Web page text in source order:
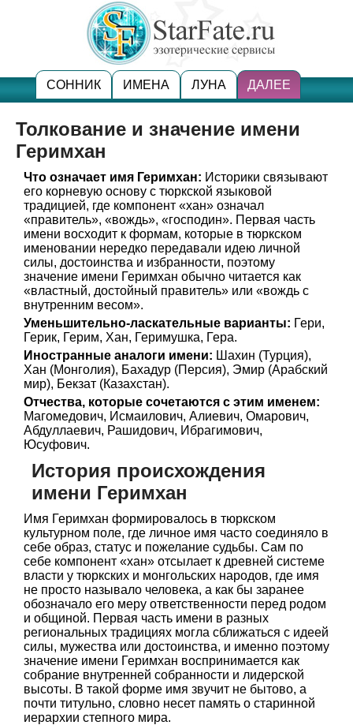
СОННИК ИМЕНА ЛУНА ДАЛЕЕ
Толкование и значение имени
Геримхан
Что означает имя Геримхан: Историки связывают
его корневую основу с тюркской языковой
традицией, где компонент «хан» означал
«правитель», «вождь», «господин». Первая часть
имени восходит к формам, которые в тюркском
именовании нередко передавали идею личной
силы, достоинства и избранности, поэтому
значение имени Геримхан обычно читается как
«властный, достойный правитель» или «вождь с
внутренним весом».
Уменьшительно-ласкательные варианты: Гери,
Герик, Герим, Хан, Геримушка, Гера.
Иностранные аналоги имени: Шахин (Турция),
Хан (Монголия), Бахадур (Персия), Эмир (Арабский
мир), Бекзат (Казахстан).
Отчества, которые сочетаются с этим именем:
Магомедович, Исмаилович, Алиевич, Омарович,
Абдуллаевич, Рашидович, Ибрагимович,
Юсуфович.
История происхождения
имени Геримхан
Имя Геримхан формировалось в тюркском
культурном поле, где личное имя часто соединяло в
себе образ, статус и пожелание судьбы. Сам по
себе компонент «хан» отсылает к древней системе
власти у тюркских и монгольских народов, где имя
не просто называло человека, а как бы заранее
обозначало его меру ответственности перед родом
и общиной. Первая часть имени в разных
региональных традициях могла сближаться с идеей
силы, мужества или достоинства, и именно поэтому
значение имени Геримхан воспринимается как
собрание внутренней собранности и лидерской
высоты. В такой форме имя звучит не бытово, а
почти титульно, словно несет память о старинной
иерархии степного мира.